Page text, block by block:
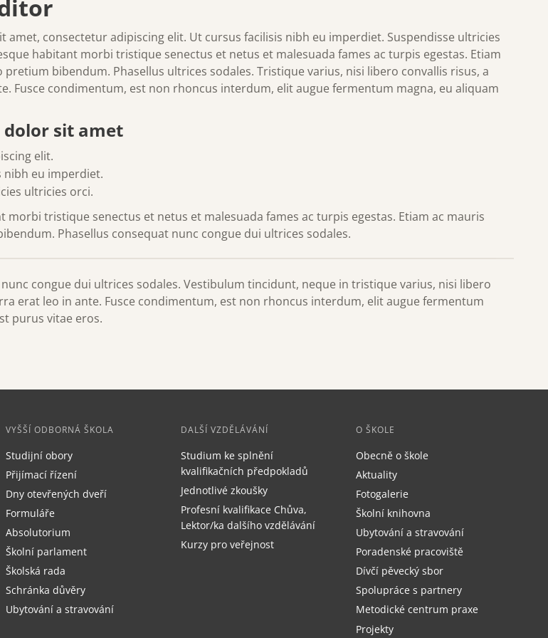
DALŠÍ VZDĚLÁVÁNÍ
Dokumenty
Kontakty
amet, consectetur adipiscing elit. Ut cursus facilisis nibh eu imperdiet. Suspendisse ultricies
habitant morbi tristique senectus et netus et malesuada fames ac turpis egestas. Etiam
bibendum. Phasellus ultrices sodales. Tristique varius, nisi libero convallis risus, a
Fusce condimentum, est non rhoncus interdum, elit augue fermentum magna, eu aliquam
sit amet
elit.
nibh eu imperdiet.
ultricies orci.
morbi tristique senectus et netus et malesuada fames ac turpis egestas. Etiam ac mauris
Phasellus consequat nunc congue dui ultrices sodales.
congue dui ultrices sodales. Vestibulum tincidunt, neque in tristique varius, nisi libero
erat leo in ante. Fusce condimentum, est non rhoncus interdum, elit augue fermentum
purus vitae eros.
VYŠŠÍ ODBORNÁ ŠKOLA
Studijní obory
Přijímací řízení
Dny otevřených dveří
Formuláře
Absolutorium
Školní parlament
Školská rada
Schránka důvěry
Ubytování a stravování
DALŠÍ VZDĚLÁVÁNÍ
Studium ke splnění
kvalifikačních předpokladů
Jednotlivé zkoušky
Profesní kvalifikace Chůva,
Lektor/ka dalšího vzdělávání
Kurzy pro veřejnost
O ŠKOLE
Obecně o škole
Aktuality
Fotogalerie
Školní knihovna
Ubytování a stravování
Poradenské pracoviště
Dívčí pěvecký sbor
Spolupráce s partnery
Metodické centrum praxe
Projekty